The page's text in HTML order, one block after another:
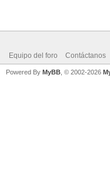
Equipo del foro Contáctanos
Powered By MyBB , © 2002-2026